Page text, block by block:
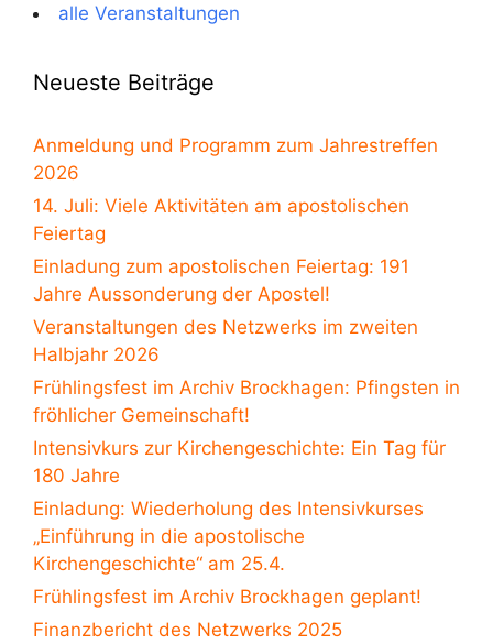
alle Veranstaltungen
Neueste Beiträge
Anmeldung und Programm zum Jahrestreffen
2026
14. Juli: Viele Aktivitäten am apostolischen
Feiertag
Einladung zum apostolischen Feiertag: 191
Jahre Aussonderung der Apostel!
Veranstaltungen des Netzwerks im zweiten
Halbjahr 2026
Frühlingsfest im Archiv Brockhagen: Pfingsten in
fröhlicher Gemeinschaft!
Intensivkurs zur Kirchengeschichte: Ein Tag für
180 Jahre
Einladung: Wiederholung des Intensivkurses
„Einführung in die apostolische
Kirchengeschichte“ am 25.4.
Frühlingsfest im Archiv Brockhagen geplant!
Finanzbericht des Netzwerks 2025